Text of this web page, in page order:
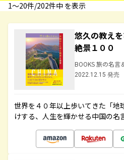
1〜20件/202件中 を表示
悠久の教え
絶景１００
BOOKS 旅の名言
2022.12.15 発売
世界を４０年以上歩いてきた「地
けする、人生を輝かせる中国の名